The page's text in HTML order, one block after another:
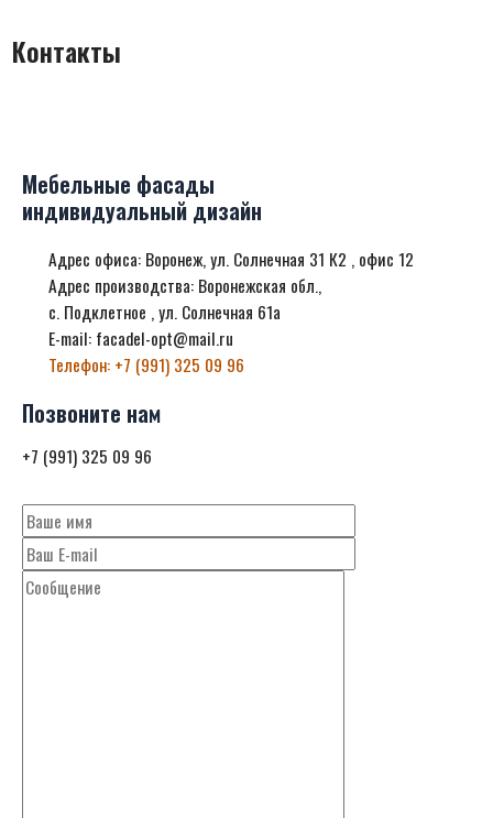
Контакты
Мебельные фасады
индивидуальный дизайн
Адрес офиса: Воронеж, ул. Солнечная 31 К2 , офис 12
Адрес производства: Воронежская обл.,
с. Подклетное , ул. Солнечная 61а
E-mail: facadel-opt@mail.ru
Телефон: +7 (991) 325 09 96
Позвоните нам
+7 (991) 325 09 96